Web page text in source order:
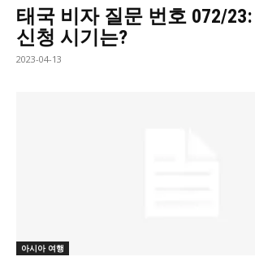
태국 비자 질문 번호 072/
신청 시기는?
2023-04-13
아시아 여행